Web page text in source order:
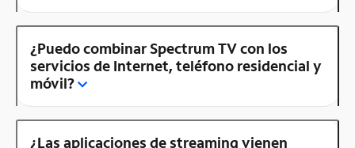
¿Puedo combinar Spectrum TV con los
servicios de Internet, teléfono residencial y
móvil?
¿Las aplicaciones de streaming vienen